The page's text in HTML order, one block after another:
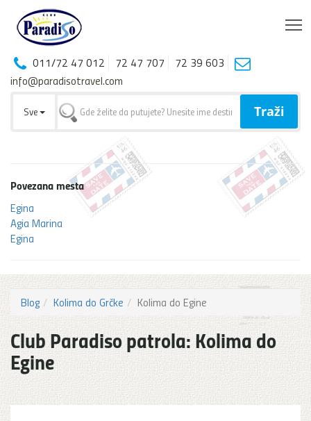
011/72 47 012 72 47 707
72 39 603
info@paradisotravel.com
Sve Traži
Povezana mesta
Egina
Agia Marina
Egina
Blog Kolima do Grčke Kolima do Egine
Club Paradiso patrola: Kolima do
Egine